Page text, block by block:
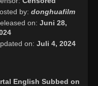
by: donghuafilm
on: Juni 28,
on: Juli 4, 2024
English Subbed on